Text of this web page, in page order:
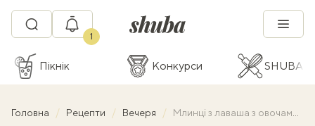
1
Пікнік Конкурси SHUBA
Головна Рецепти Вечеря Млинці з лаваша з овочами та сиром — «лінивий» перекус для всієї сім’ї